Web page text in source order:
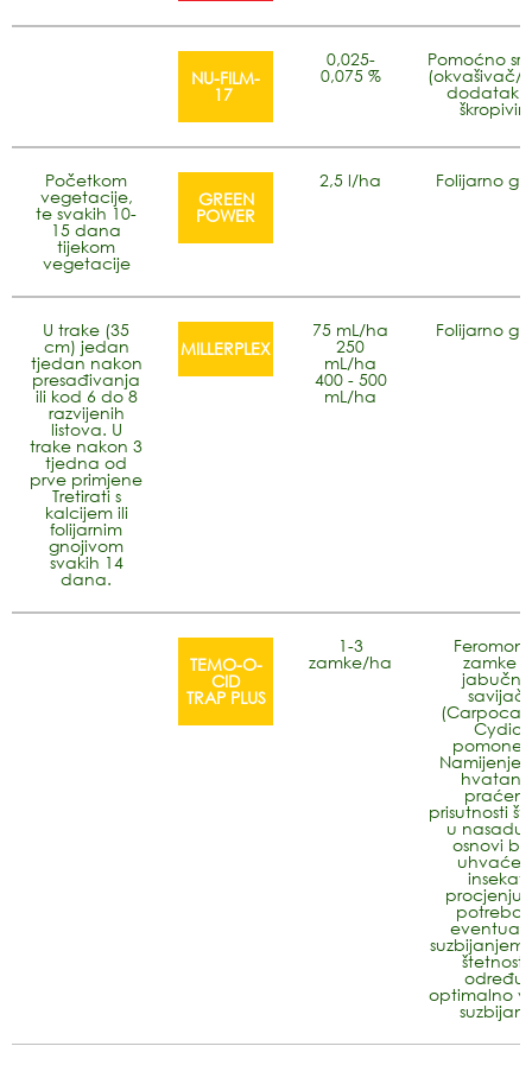
NU-FILM-
17
0,025-
0,075 %
Pomoćno
(okvašivač/
dodatak
Početkom
vegetacije,
te svakih 10-
15 dana
tijekom
vegetacije
GREEN
POWER
2,5 l/ha Folijarno
U trake (35
cm) jedan
tjedan nakon
presađivanja
ili kod 6 do 8
razvijenih
listova. U
trake nakon 3
tjedna od
prve primjene
Tretirati s
kalcijem ili
folijarnim
gnojivom
svakih 14
dana.
MILLERPLEX
75 mL/ha
250
mL/ha
400 - 500
mL/ha
Folijarno
TEMO-O-
CID
TRAP PLUS
1-3
zamke/ha zamke
Cydia/
prisutnosti
u
osnovi
potreba
suzbijanjem
optimalno